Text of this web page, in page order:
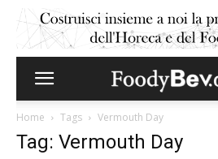
Home Tags Vermouth Day
Tag: Vermouth Day